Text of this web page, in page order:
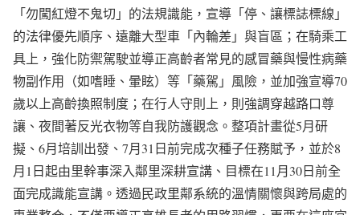
「勿闖紅燈不鬼切」的法規識能，宣導「停、讓標誌標線」
的法律優先順序、遠離大型車「內輪差」與盲區；在騎乘工
具上，強化防禦駕駛並導正高齡者常見的感冒藥與慢性病藥
物副作用（如嗜睡、暈眩）等「藥駕」風險，並加強宣導70
歲以上高齡換照制度；在行人守則上，則強調穿越路口尊
讓、夜間著反光衣物等自我防護觀念。整項計畫從5月研
擬、6月培訓出發、7月31日前完成次種子任務賦予，並於8
月1日起由里幹事深入鄰里深耕宣講、目標在11月30日前全
面完成識能宣講。透過民政里鄰系統的溫情關懷與跨局處的